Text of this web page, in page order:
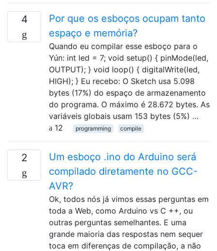
4
Por que os esboços ocupam tanto
espaço e memória?
Quando eu compilar esse esboço para o
Yún: int led = 7; void setup() { pinMode(led,
OUTPUT); } void loop() { digitalWrite(led,
HIGH); } Eu recebo: O Sketch usa 5.098
bytes (17%) do espaço de armazenamento
do programa. O máximo é 28.672 bytes. As
variáveis ​​globais usam 153 bytes (5%) …
12
programming compile
2
Um esboço .ino do Arduino será
compilado diretamente no GCC-
AVR?
Ok, todos nós já vimos essas perguntas em
toda a Web, como Arduino vs C ++, ou
outras perguntas semelhantes. E uma
grande maioria das respostas nem sequer
toca em diferenças de compilação, a não